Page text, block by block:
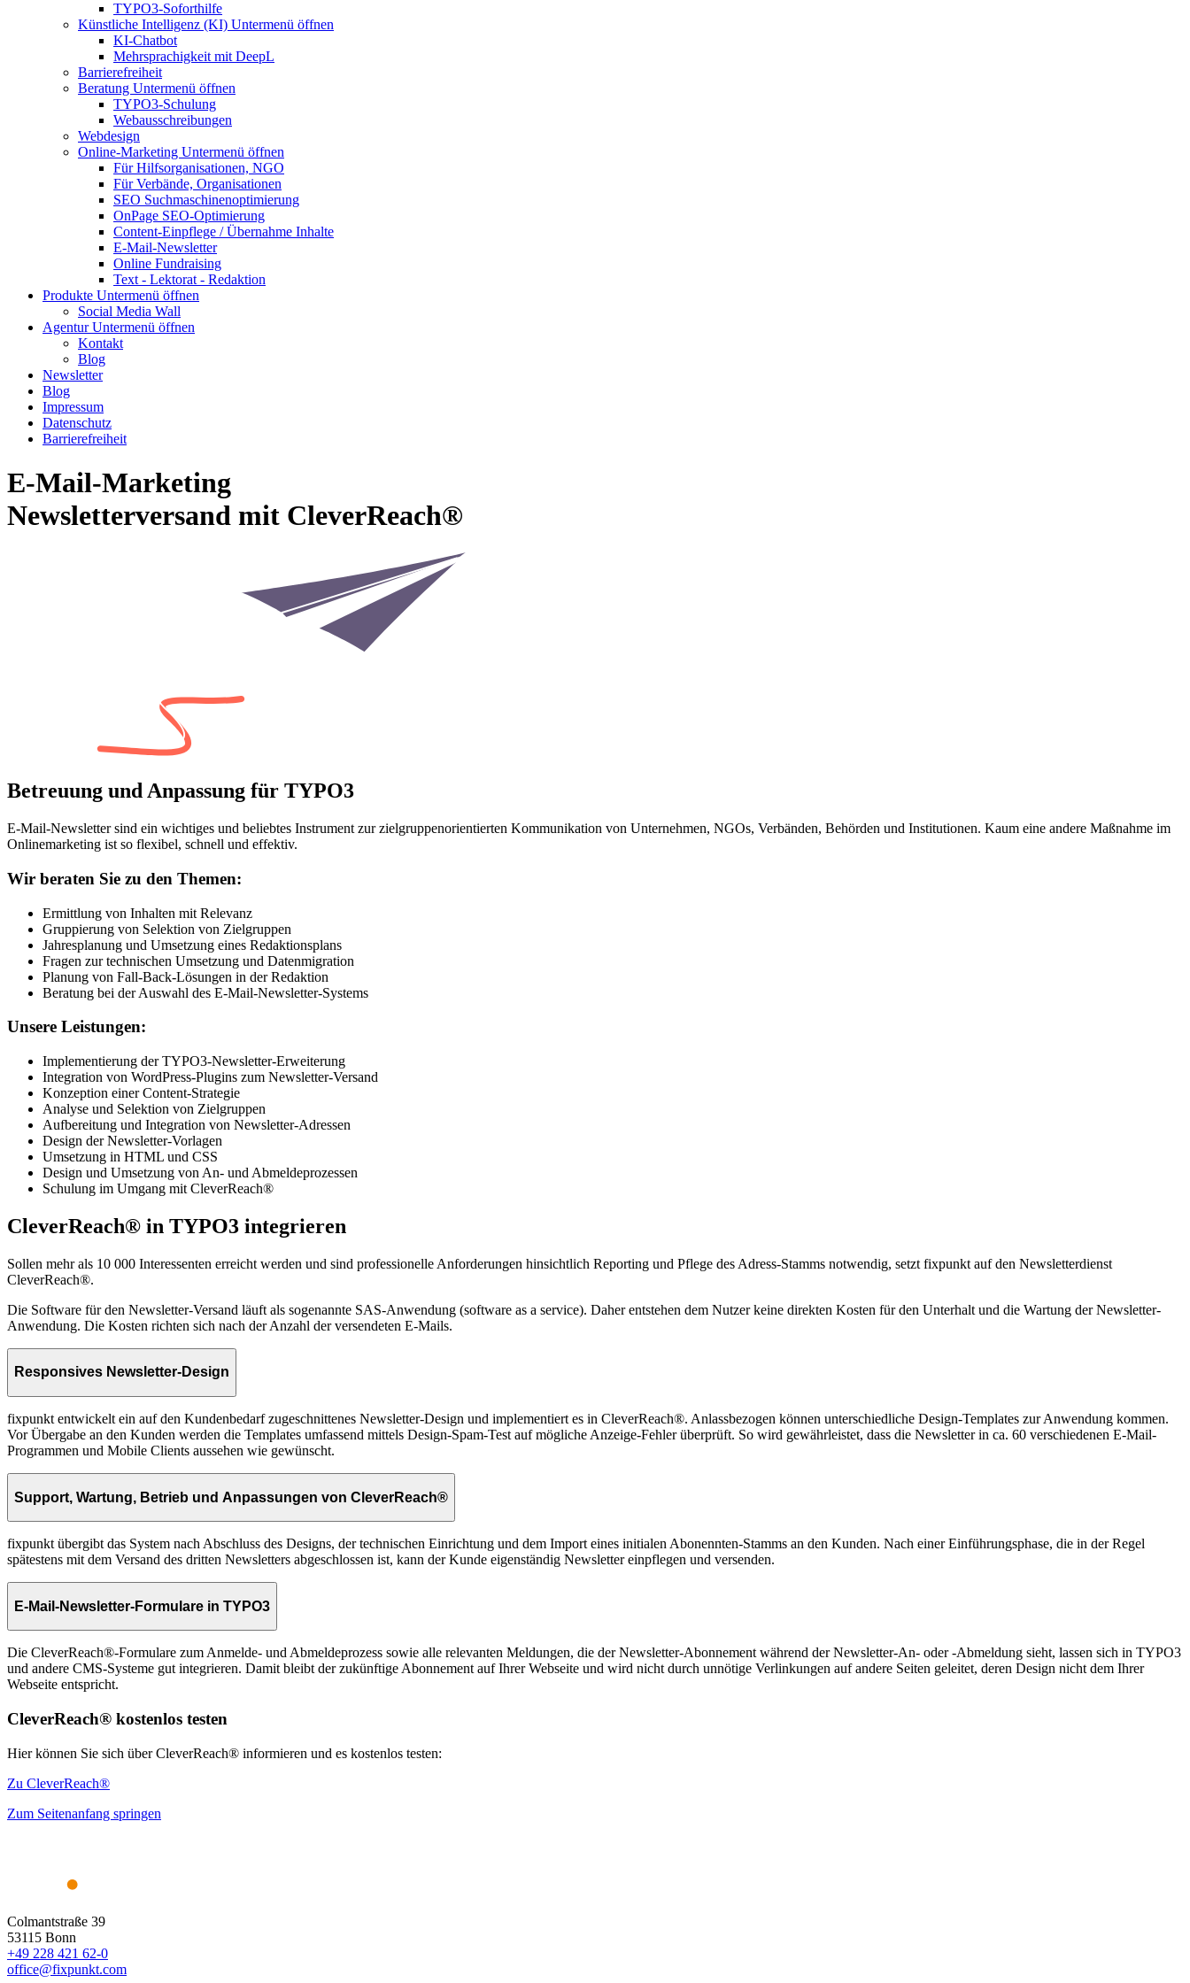
TYPO3-Soforthilfe
Künstliche Intelligenz (KI) Untermenü öffnen
KI-Chatbot
Mehrsprachigkeit mit DeepL
Barrierefreiheit
Beratung Untermenü öffnen
TYPO3-Schulung
Webausschreibungen
Webdesign
Online-Marketing Untermenü öffnen
Für Hilfsorganisationen, NGO
Für Verbände, Organisationen
SEO Suchmaschinenoptimierung
OnPage SEO-Optimierung
Content-Einpflege / Übernahme Inhalte
E-Mail-Newsletter
Online Fundraising
Text - Lektorat - Redaktion
Produkte Untermenü öffnen
Social Media Wall
AgenturUntermenü öffnen
Kontakt
Blog
Newsletter
Blog
Impressum
Datenschutz
Barrierefreiheit
E-Mail-Marketing
Newsletterversand mit CleverReach®
Betreuung und Anpassung für TYPO3
E-Mail-Newsletter sind ein wichtiges und beliebtes Instrument zur zielgruppenorientierten Kommunikation von Unternehmen, NGOs, Verbänden, Behörden und Institutionen. Kaum eine andere Maßnahme im
Onlinemarketing ist so flexibel, schnell und effektiv.
Wir beraten Sie zu den Themen:
Ermittlung von Inhalten mit Relevanz
Gruppierung von Selektion von Zielgruppen
Jahresplanung und Umsetzung eines Redaktionsplans
Fragen zur technischen Umsetzung und Datenmigration
Planung von Fall-Back-Lösungen in der Redaktion
Beratung bei der Auswahl des E-Mail-Newsletter-Systems
Unsere Leistungen:
Implementierung der TYPO3-Newsletter-Erweiterung
Integration von WordPress-Plugins zum Newsletter-Versand
Konzeption einer Content-Strategie
Analyse und Selektion von Zielgruppen
Aufbereitung und Integration von Newsletter-Adressen
Design der Newsletter-Vorlagen
Umsetzung in HTML und CSS
Design und Umsetzung von An- und Abmeldeprozessen
Schulung im Umgang mit CleverReach®
CleverReach® in TYPO3 integrieren
Sollen mehr als 10 000 Interessenten erreicht werden und sind professionelle Anforderungen hinsichtlich Reporting und Pflege des Adress-Stamms notwendig, setzt fixpunkt auf den Newsletterdienst
CleverReach®.
Die Software für den Newsletter-Versand läuft als sogenannte SAS-Anwendung (software as a service). Daher entstehen dem Nutzer keine direkten Kosten für den Unterhalt und die Wartung der Newsletter-
Anwendung. Die Kosten richten sich nach der Anzahl der versendeten E-Mails.
Responsives Newsletter-Design
fixpunkt entwickelt ein auf den Kundenbedarf zugeschnittenes Newsletter-Design und implementiert es in CleverReach®. Anlassbezogen können unterschiedliche Design-Templates zur Anwendung kommen.
Vor Übergabe an den Kunden werden die Templates umfassend mittels Design-Spam-Test auf mögliche Anzeige-Fehler überprüft. So wird gewährleistet, dass die Newsletter in ca. 60 verschiedenen E-Mail-
Programmen und Mobile Clients aussehen wie gewünscht.
Support, Wartung, Betrieb und Anpassungen von CleverReach®
fixpunkt übergibt das System nach Abschluss des Designs, der technischen Einrichtung und dem Import eines initialen Abonennten-Stamms an den Kunden. Nach einer Einführungsphase, die in der Regel
spätestens mit dem Versand des dritten Newsletters abgeschlossen ist, kann der Kunde eigenständig Newsletter einpflegen und versenden.
E-Mail-Newsletter-Formulare in TYPO3
Die CleverReach®-Formulare zum Anmelde- und Abmeldeprozess sowie alle relevanten Meldungen, die der Newsletter-Abonnement während der Newsletter-An- oder -Abmeldung sieht, lassen sich in TYPO3
und andere CMS-Systeme gut integrieren. Damit bleibt der zukünftige Abonnement auf Ihrer Webseite und wird nicht durch unnötige Verlinkungen auf andere Seiten geleitet, deren Design nicht dem Ihrer
Webseite entspricht.
CleverReach® kostenlos testen
Hier können Sie sich über CleverReach® informieren und es kostenlos testen:
Zu CleverReach®
Zum Seitenanfang springen
Colmantstraße 39
53115 Bonn
+49 228 421 62-0
office@fixpunkt.com